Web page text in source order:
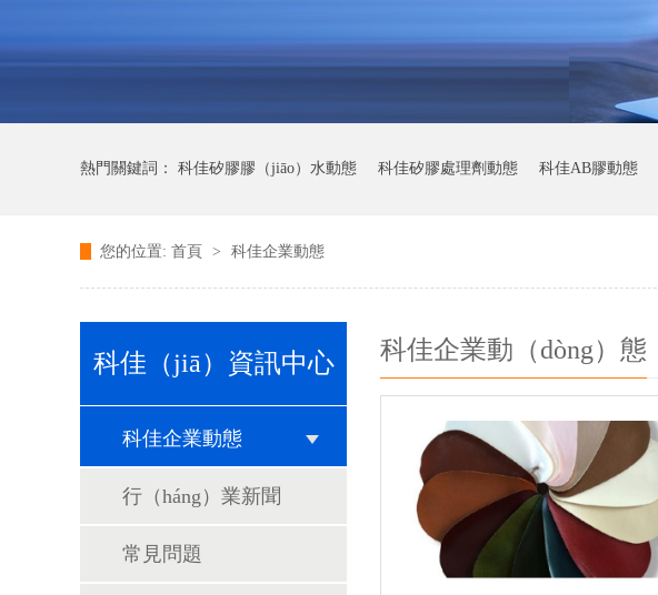
熱門關鍵詞： 科佳矽膠膠（jiāo）水動態 科佳矽膠處理劑動態 科佳AB膠動態
科佳快（kuài）幹（gàn）膠動態
您的位置: 首頁 > 科佳企業動態
科佳（jiā）資訊中心
科佳企業動態
行（háng）業新聞
常見問題
科佳企業動（dòng）態